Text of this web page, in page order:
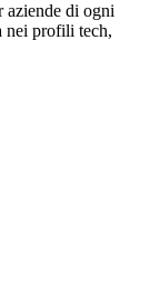
aziende di ogni
nei profili tech,